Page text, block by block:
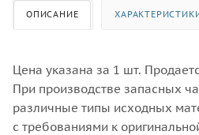
ОПИСАНИЕ
Цена указана за 1 шт.
При производстве запасных
различные типы исходных
с требованиями к